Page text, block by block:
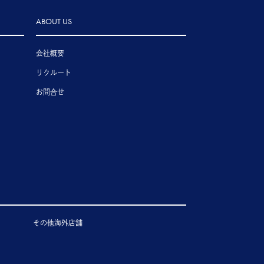
ABOUT US
会社概要
リクルート
お問合せ
その他海外店舗